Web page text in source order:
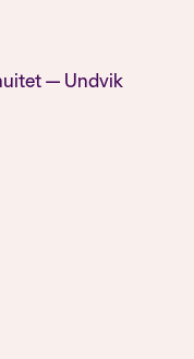
— Undvik